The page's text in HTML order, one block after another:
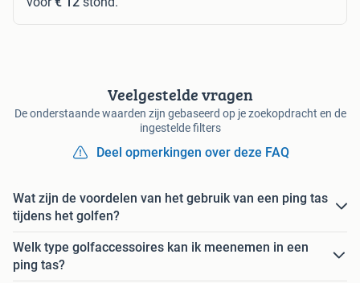
Veelgestelde vragen
De onderstaande waarden zijn gebaseerd op je zoekopdracht en de
ingestelde filters
Deel opmerkingen over deze FAQ
Wat zijn de voordelen van het gebruik van een ping tas
tijdens het golfen?
Welk type golfaccessoires kan ik meenemen in een
ping tas?